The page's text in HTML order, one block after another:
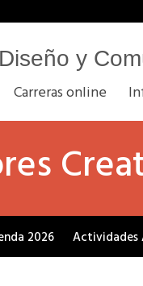
y
Carreras online
2026 Actividades